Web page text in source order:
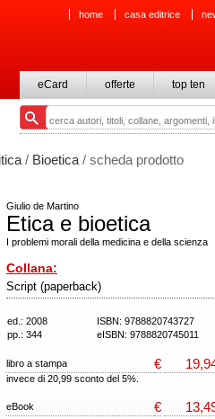
home casa editrice
eCard offerte top ten
/ Bioetica / scheda prodotto
Giulio de Martino
Etica e bioetica
I problemi morali della medicina e della scienza
Collana:
Script (paperback)
ed.: 2008
ISBN: 9788820743727
pp.: 344
eISBN: 9788820745011
libro a stampa €
invece di 20,99 sconto del 5%.
eBook €